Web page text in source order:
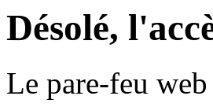
Désolé,
Le pare-feu